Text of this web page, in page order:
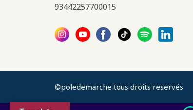
93442257700015
©poledemarche tous droits reservés